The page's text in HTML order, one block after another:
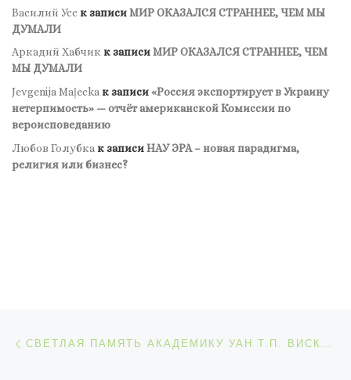
Василий Усс к записиМИР ОКАЗАЛСЯ СТРАННЕЕ, ЧЕМ МЫ
ДУМАЛИ
Аркадий Хабчик к записиМИР ОКАЗАЛСЯ СТРАННЕЕ, ЧЕМ
МЫ ДУМАЛИ
Jevgenija Maļecka к записи«Россия экспортирует в Украину
нетерпимость» — отчёт американской Комиссии по
вероисповеданию
Любов Голубка к записиНАУ ЭРА – новая парадигма,
религия или бизнес?
СВЕТЛАЯ ПАМЯТЬ АКАДЕМИКУ УАН Т.П. ВИСКОВАТОВОЙ – СВЕТИЛУ УКРАИНСКОЙ СПЕЦПСИХОЛОГИИ